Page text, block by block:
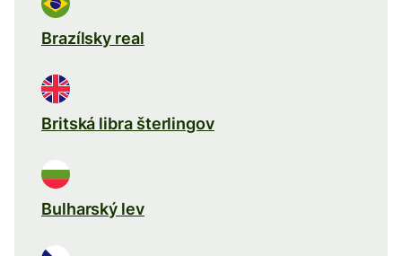
Brazílsky real
Britská libra šterlingov
Bulharský lev